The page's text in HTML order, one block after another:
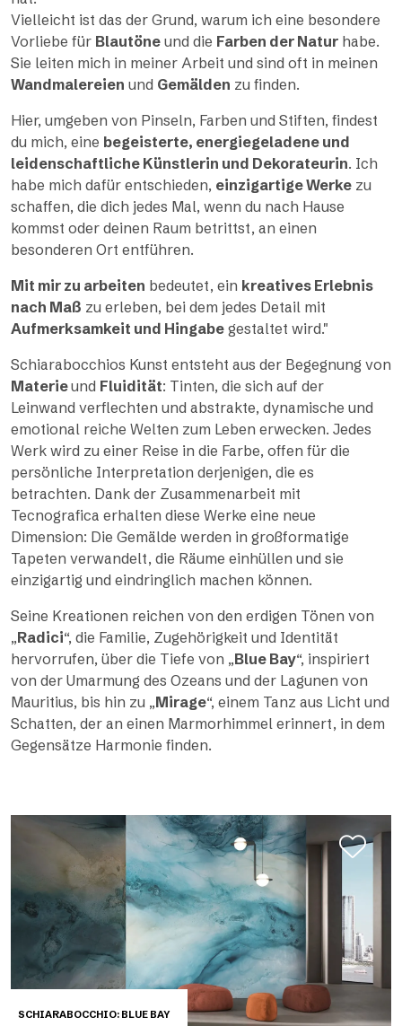
Vielleicht ist das der Grund, warum ich eine besondere
Vorliebe für Blautöne und die Farben der Natur habe.
Sie leiten mich in meiner Arbeit und sind oft in meinen
Wandmalereien und Gemälden zu finden.
Hier, umgeben von Pinseln, Farben und Stiften, findest
du mich, eine begeisterte, energiegeladene und
leidenschaftliche Künstlerin und Dekorateurin. Ich
habe mich dafür entschieden, einzigartige Werke zu
schaffen, die dich jedes Mal, wenn du nach Hause
kommst oder deinen Raum betrittst, an einen
besonderen Ort entführen.
Mit mir zu arbeiten bedeutet, ein kreatives Erlebnis
nach Maß zu erleben, bei dem jedes Detail mit
Aufmerksamkeit und Hingabe gestaltet wird."
Schiarabocchios Kunst entsteht aus der Begegnung von
Materieund Fluidität: Tinten, die sich auf der
Leinwand verflechten und abstrakte, dynamische und
emotional reiche Welten zum Leben erwecken. Jedes
Werk wird zu einer Reise in die Farbe, offen für die
persönliche Interpretation derjenigen, die es
betrachten. Dank der Zusammenarbeit mit
Tecnografica erhalten diese Werke eine neue
Dimension: Die Gemälde werden in großformatige
Tapeten verwandelt, die Räume einhüllen und sie
einzigartig und eindringlich machen können.
Seine Kreationen reichen von den erdigen Tönen von
„Radici“, die Familie, Zugehörigkeit und Identität
hervorrufen, über die Tiefe von „Blue Bay“, inspiriert
von der Umarmung des Ozeans und der Lagunen von
Mauritius, bis hin zu „Mirage“, einem Tanz aus Licht und
Schatten, der an einen Marmorhimmel erinnert, in dem
Gegensätze Harmonie finden.
SCHIARABOCCHIO: BLUE BAY